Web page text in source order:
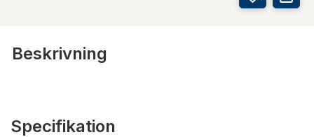
Beskrivning
Specifikation